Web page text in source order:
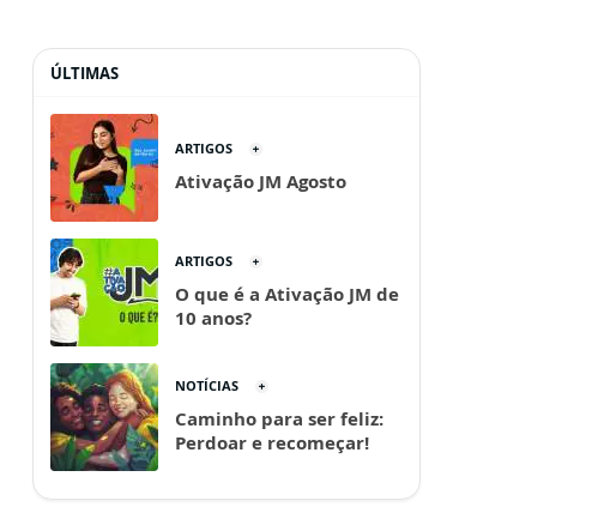
ÚLTIMAS
ARTIGOS
Ativação JM Agosto
ARTIGOS
O que é a Ativação JM de
10 anos?
NOTÍCIAS
Caminho para ser feliz:
Perdoar e recomeçar!